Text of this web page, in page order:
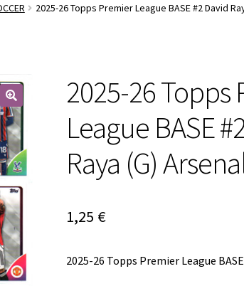
2025-26 Topps Premier League BASE #2 David
🔍
2025-26 Topps
League BASE
Raya (G)
1,25 €
2025-26 Topps Premier League